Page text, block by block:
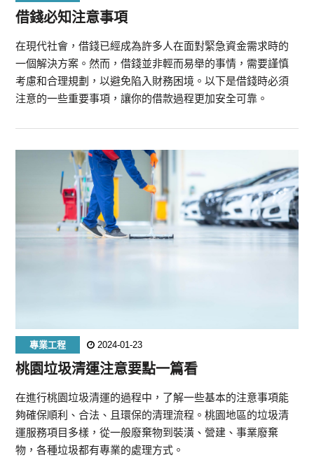
借錢必知注意事項
在現代社會，借錢已經成為許多人在面對緊急資金需求時的
一個解決方案。然而，借錢並非輕而易舉的事情，需要謹慎
考慮和合理規劃，以避免陷入財務困境。以下是借錢時必須
注意的一些重要事項，讓你的借款過程更加安全可靠。
專業工程 2024-01-23
桃園垃圾清運注意要點一篇看
在進行桃園垃圾清運的過程中，了解一些基本的注意事項能
夠確保順利、合法、且環保的清理流程。桃園地區的垃圾清
運服務項目多樣，從一般廢棄物到裝潢、營建、事業廢棄
物，各種垃圾都有專業的處理方式。